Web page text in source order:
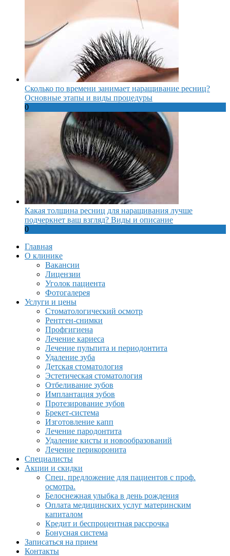
Сколько по времени занимает наращивание ресниц?
Основные этапы и виды процедуры
0
Какая толщина ресниц для наращивания лучше
подчеркнет ваш взгляд? Виды и описание
0
Главная
О клинике
Вакансии
Лицензии
Уголок пациента
Фотогалерея
Услуги и цены
Стоматологический осмотр
Рентген-снимки
Профгигиена
Лечение кариеса
Лечение пульпита и периодонтита
Удаление зуба
Детская стоматология
Эстетическая стоматология
Отбеливание зубов
Имплантация зубов
Протезирование зубов
Брекет-система
Изготовление капп
Лечение пародонтита
Удаление кисты и новообразований
Лечение перикоронита
Специалисты
Акции и скидки
Спец. предложение для пациентов с проф.
осмотра.
Белоснежная улыбка в день рождения
Оплата медицинских услуг материнским
капиталом
Кредит и беспроцентная рассрочка
Бонусная система
Записаться на прием
Контакты